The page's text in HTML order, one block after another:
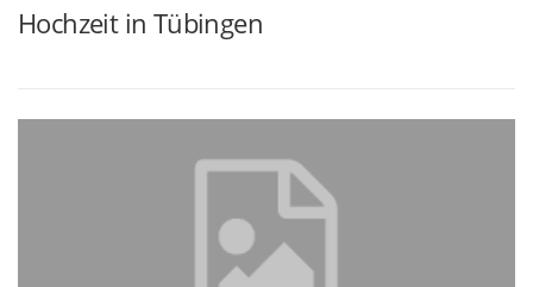
Hochzeit in Tübingen